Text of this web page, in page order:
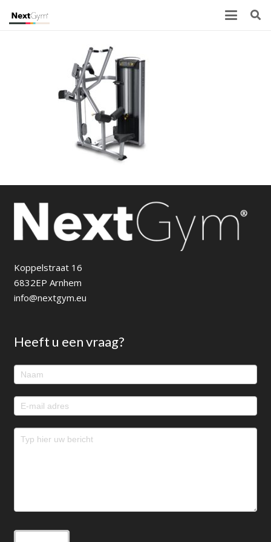
Koppelstraat 16
6832EP Arnhem
info@nextgym.eu
Heeft u een vraag?
Footer
contact